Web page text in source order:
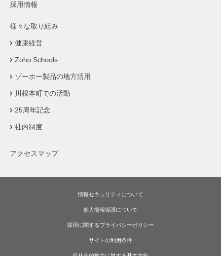
採用情報
様々な取り組み
健康経営
Zoho Schools
ゾーホー製品の地方活用
川根本町での活動
25周年記念
社内制度
アクセスマップ
情報セキュリティについて
個人情報保護について
採用に関するプライバシーポリシー
サイトの利用条件